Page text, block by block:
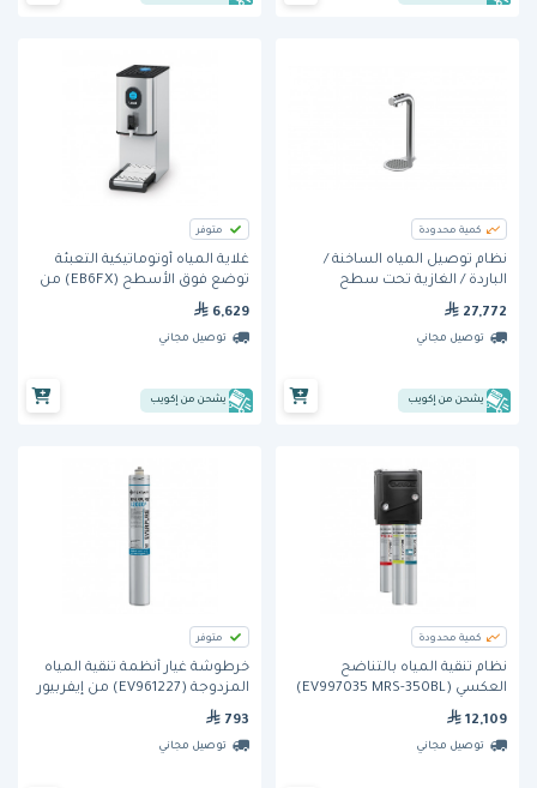
كمية محدودة
نظام توصيل المياه الساخنة /
الباردة / الغازية تحت سطح
ماركو
27,772
توصيل مجاني
يشحن من إكويب
متوفر
غلاية المياه أوتوماتيكية التعبئة
توضع فوق الأسطح (EB6FX) من
لينكات – سعة 22 لتر
6,629
توصيل مجاني
يشحن من إكويب
كمية محدودة
نظام تنقية المياه بالتناضح
العكسي (EV997035 MRS-350BL)
من إيفر بيور
12,109
توصيل مجاني
متوفر
خرطوشة غيار أنظمة تنقية المياه
المزدوجة (EV961227) من إيفربيور
793
توصيل مجاني